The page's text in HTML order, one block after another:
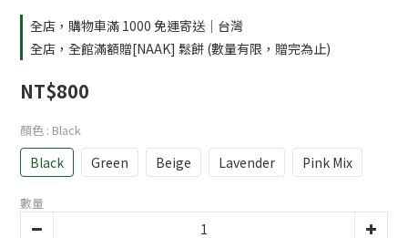
全店，購物車滿 1000 免運寄送｜台灣
全店，全館滿額贈[NAAK] 鬆餅 (數量有限，贈完為止)
NT$800
顏色 : Black
Black Green Beige Lavender Pink Mix
數量